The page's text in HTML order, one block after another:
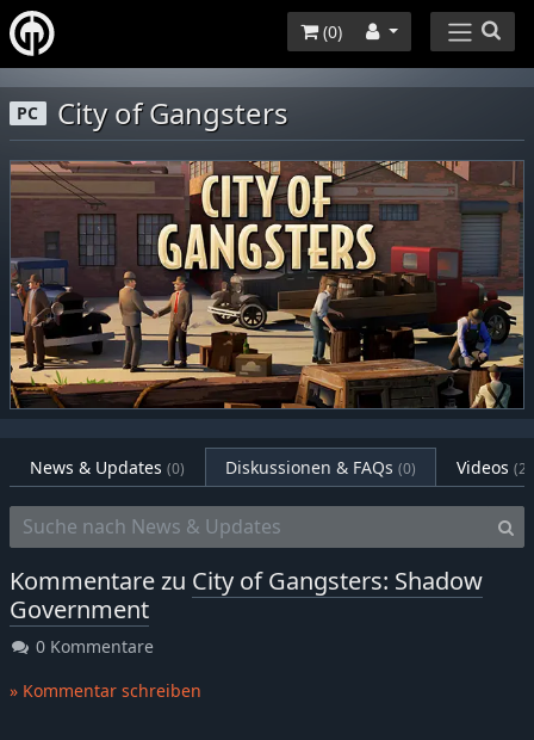
(0)
PC City of Gangsters
News & Updates (0) Diskussionen & FAQs (0) Videos (2)
Kommentare zu City of Gangsters: Shadow
Government
0 Kommentare
» Kommentar schreiben